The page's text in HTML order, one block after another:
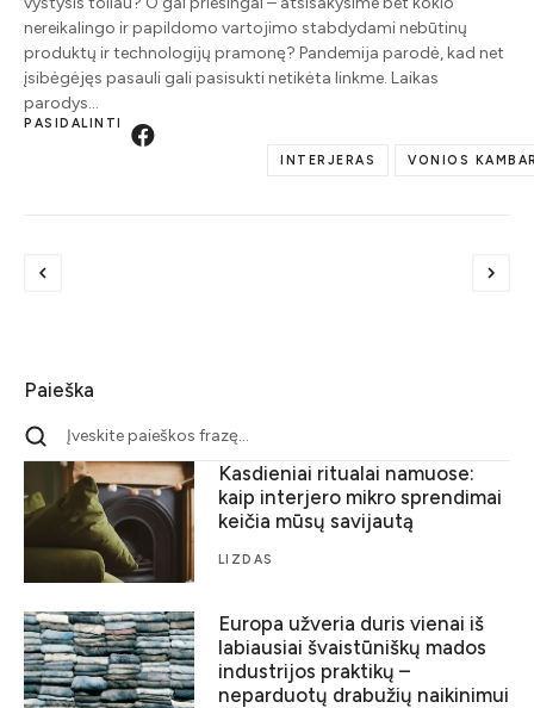
nereikalingo ir papildomo vartojimo stabdydami nebūtinų
produktų ir technologijų pramonę? Pandemija parodė, kad net
įsibėgėjęs pasauli gali pasisukti netikėta linkme. Laikas
parodys…
PASIDALINTI
INTERJERAS VONIOS
Paieška
Kasdieniai ritualai namuose:
kaip interjero mikro sprendimai
keičia mūsų savijautą
LIZDAS
Europa užveria duris vienai iš
labiausiai švaistūniškų mados
industrijos praktikų –
neparduotų drabužių naikinimui